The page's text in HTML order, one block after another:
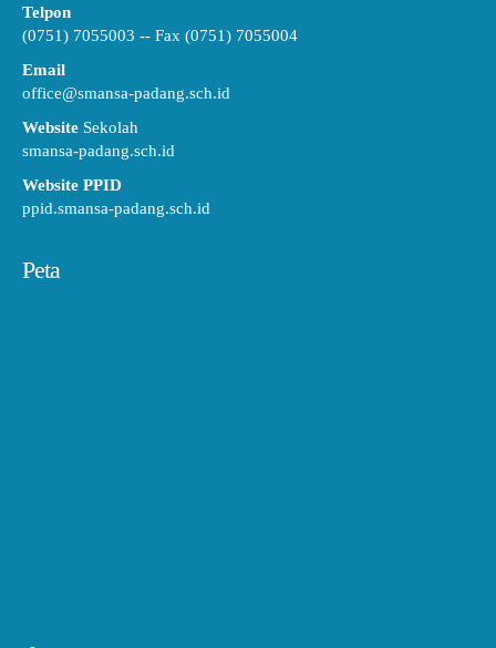
Telpon
(0751) 7055003 -- Fax (0751) 7055004
Email
office@smansa-padang.sch.id
Website Sekolah
smansa-padang.sch.id
Website PPID
ppid.smansa-padang.sch.id
Peta